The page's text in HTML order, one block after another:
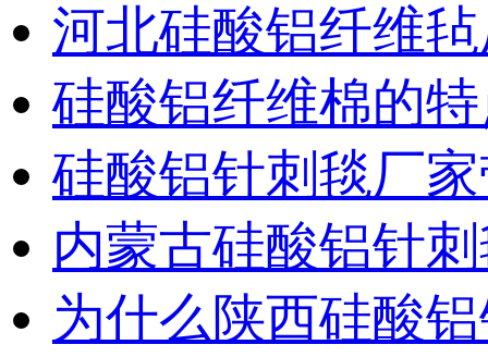
河北硅酸铝纤维
硅酸铝纤维棉的
硅酸铝针刺毯厂
内蒙古硅酸铝针
为什么陕西硅酸